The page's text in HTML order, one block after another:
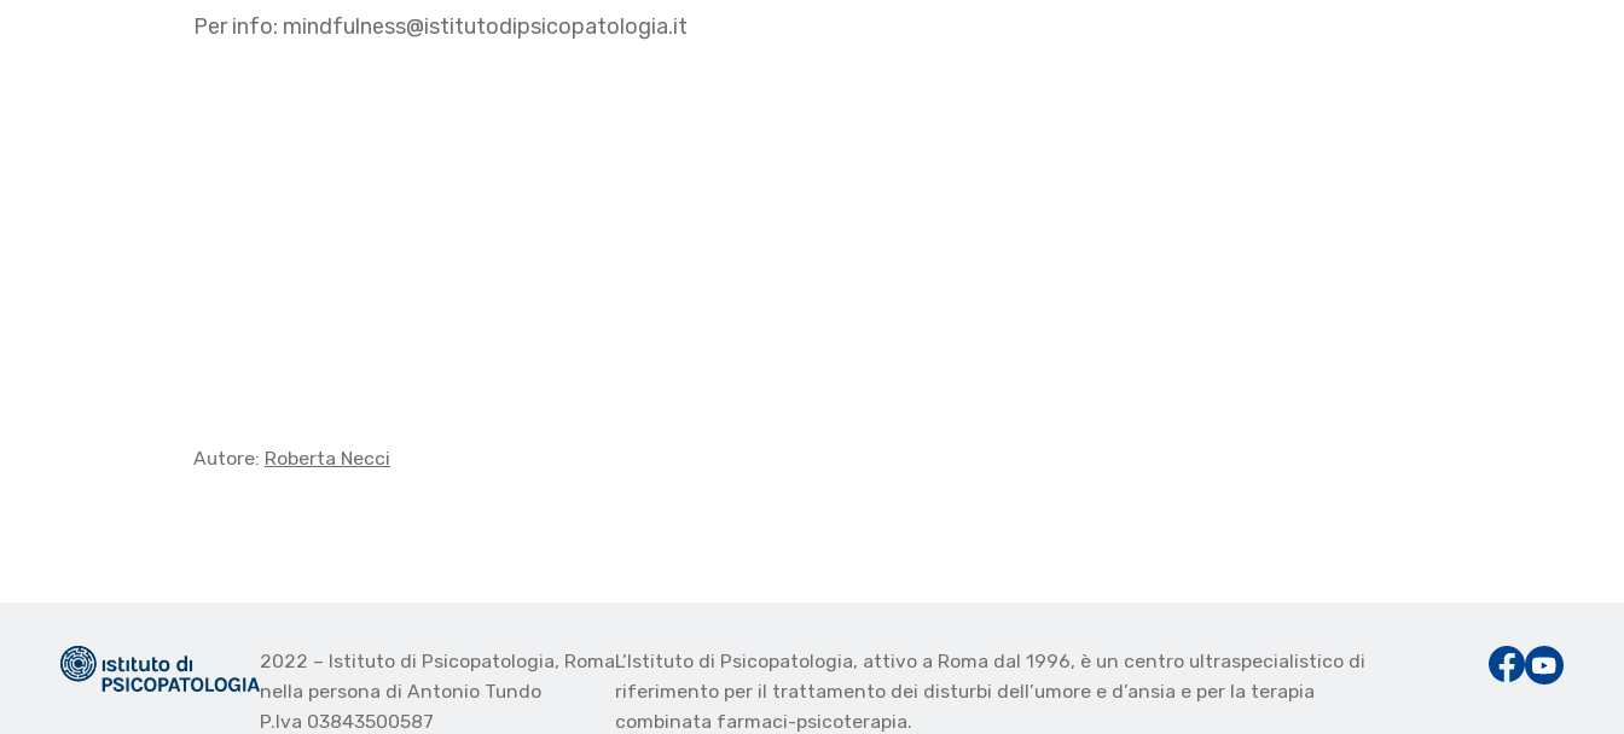
Per info: mindfulness@istitutodipsicopatologia.it
Autore: Roberta Necci
2022 – Istituto di Psicopatologia, Roma
nella persona di Antonio Tundo
P.Iva 03843500587
L’Istituto di Psicopatologia, attivo a Roma dal 1996, è un centro ultraspecialistico di
riferimento per il trattamento dei disturbi dell’umore e d’ansia e per la terapia
combinata farmaci-psicoterapia.